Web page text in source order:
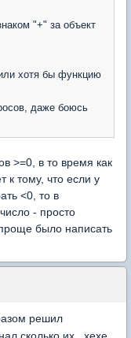
"+" за объект
хотя бы функцию
даже боюсь
>=0, в то время как
к тому, что если у
<0, то в
- просто
было написать
решил